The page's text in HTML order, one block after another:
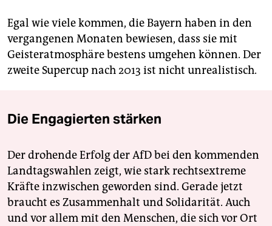
Egal wie viele kommen, die Bayern haben in den
vergangenen Monaten bewiesen, dass sie mit
Geister­atmosphäre bestens umgehen können. Der
zweite Supercup nach 2013 ist nicht unrealistisch.
Die Engagierten stärken
Der drohende Erfolg der AfD bei den kommenden
Landtagswahlen zeigt, wie stark rechtsextreme
Kräfte inzwischen geworden sind. Gerade jetzt
braucht es Zusammenhalt und Solidarität. Auch
und vor allem mit den Menschen, die sich vor Ort